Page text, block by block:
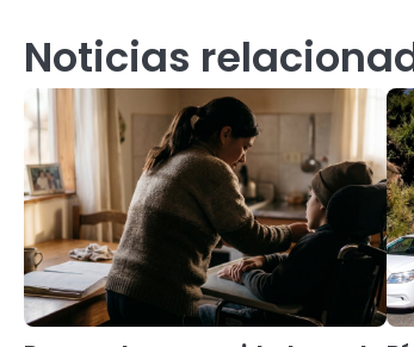
entradas
Noticias